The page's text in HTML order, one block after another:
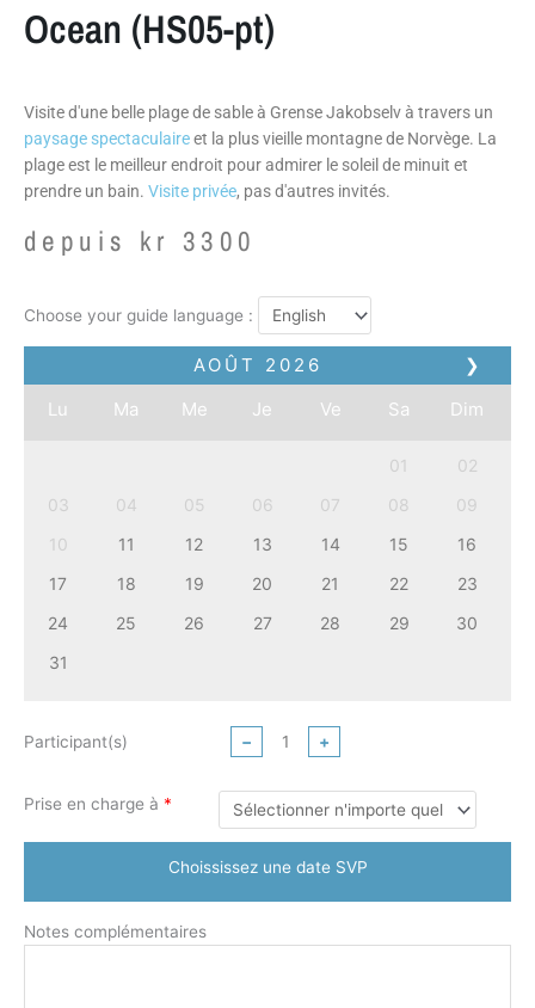
Ocean (HS05-pt)
Visite d'une belle plage de sable à Grense Jakobselv à travers un
paysage spectaculaireet la plus vieille montagne de Norvège. La
plage est le meilleur endroit pour admirer le soleil de minuit et
prendre un bain. Visite privée, pas d'autres invités.
kr 3300
depuis
Choose your guide language :
❯
AOÛT
2026
Lu
Ma Me Je Ve Sa Dim
01
02
03
04 05 06 07 08
09
10
11 12 13 14 15
16
17
18 19 20 21 22
23
24
25 26 27 28 29
30
31
Participant(s) − +
Prise en charge à *
Choississez une date SVP
Notes complémentaires